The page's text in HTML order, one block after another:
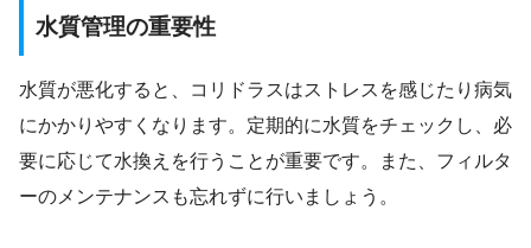
水質管理の重要性
水質が悪化すると、コリドラスはストレスを感じたり病気
にかかりやすくなります。定期的に水質をチェックし、必
要に応じて水換えを行うことが重要です。また、フィルタ
ーのメンテナンスも忘れずに行いましょう。